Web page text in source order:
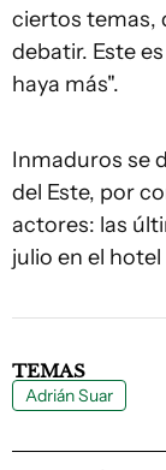
ciertos temas,
debatir. Este
haya más".
Inmaduros se
del Este, por
actores: las
julio en el hotel
TEMAS
Adrián Suar